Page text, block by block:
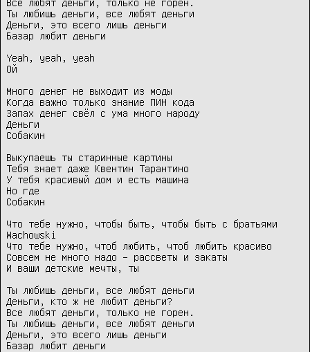
Все любят деньги, только не горен.
Ты любишь деньги, все любят деньги
Деньги, это всего лишь деньги
Базар любит деньги
Yeah, yeah, yeah
Ой
Много денег не выходит из моды
Когда важно только знание ПИН кода
Запах денег свёл с ума много народу
Деньги
Собакин
Выкупаешь ты старинные картины
Тебя знает даже Квентин Тарантино
У тебя красивый дом и есть машина
Но где
Собакин
Что тебе нужно, чтобы быть, чтобы быть с братьями
Wachowski
Что тебе нужно, чтоб любить, чтоб любить красиво
Совсем не много надо – рассветы и закаты
И ваши детские мечты, ты
Ты любишь деньги, все любят деньги
Деньги, кто ж не любит деньги?
Все любят деньги, только не горен.
Ты любишь деньги, все любят деньги
Деньги, это всего лишь деньги
Базар любит деньги